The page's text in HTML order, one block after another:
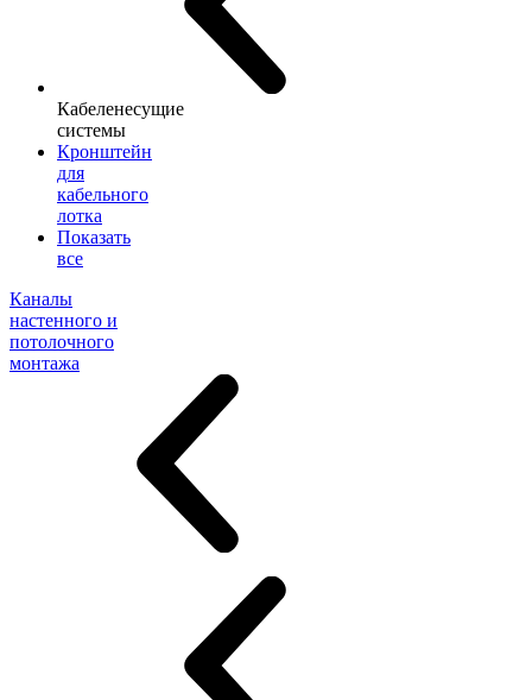
Кабеленесущие
системы
Кронштейн
для
кабельного
лотка
Показать
все
Каналы
настенного и
потолочного
монтажа